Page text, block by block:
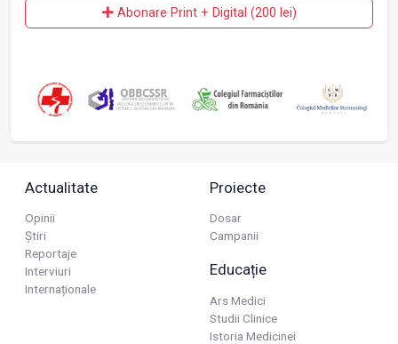
Abonare Print + Digital (200 lei)
Actualitate
Opinii
Știri
Reportaje
Interviuri
Internaționale
Proiecte
Dosar
Campanii
Educație
Ars Medici
Studii Clinice
Istoria Medicinei